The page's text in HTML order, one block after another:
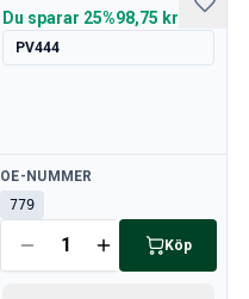
Du sparar 25%98,75 kr
PV444
Tillgänglig
OE-NUMMER
779
Köp